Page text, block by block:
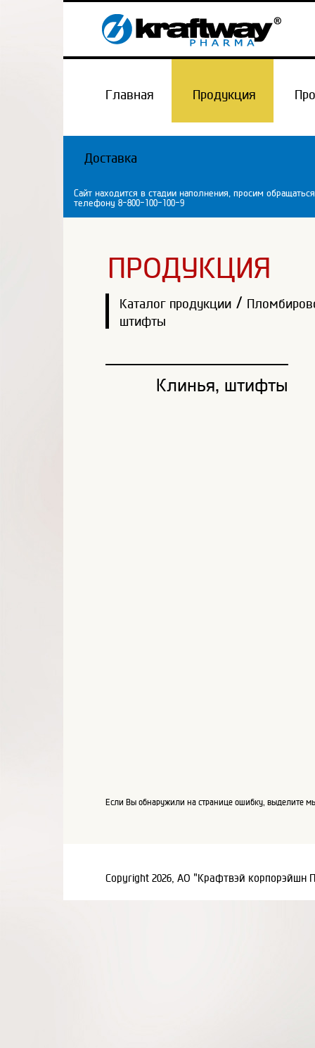
Главная Продукция
Доставка
Сайт находится в стадии наполнения, просим
телефону 8-800-100-100-9
ПРОДУКЦИЯ
Каталог продукции /
штифты
Клинья, штифты
Если Вы обнаружили на странице ошибку, выделите
Copyright 2026, АО "Крафтвэй корпорэйшн